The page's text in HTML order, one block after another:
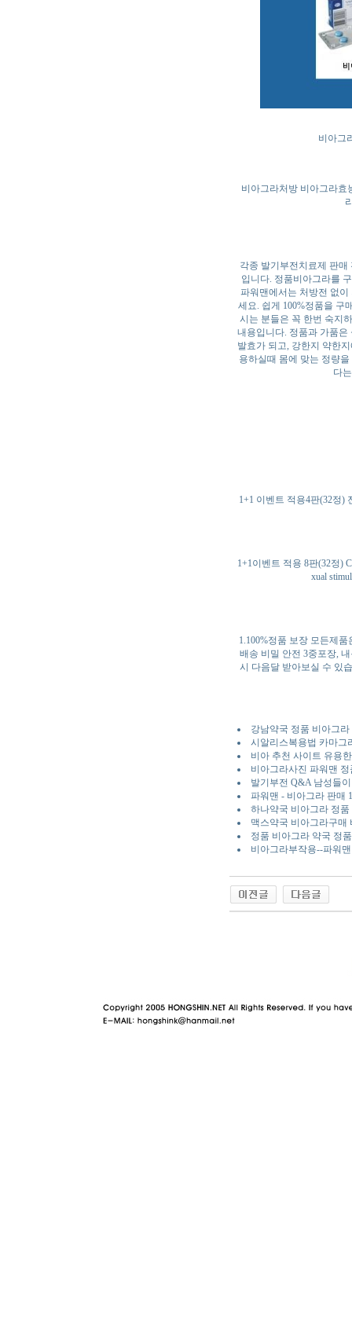
비아그
비아그라처방 비아그라효
각종 발기부전치료제 판
입니다. 정품비아그라를
파워맨에서는 처방전 없
세요. 쉽게 100%정품을 구
시는 분들은 꼭 한번 숙지
내용입니다. 정품과 가품
발효가 되고, 강한지 약한
용하실때 몸에 맞는 정량
다
1+1 이벤트 적용4판(32정)
1+1이벤트 적용 8판(32정)
xual
1.100%정품 보장 모든제
배송 비밀 안전 3중포장,
시 다음달 받아보실 수 있
강남약국 정품 비아그
시알리스복용법 카마그
비아 추천 사이트 유용
비아그라사진 파워맨
발기부전 Q&A 남성들
파워맨 - 비아그라 판매
하나약국 비아그라 정
맥스약국 비아그라구매
정품 비아그라 약국 정
비아그라부작용--파워